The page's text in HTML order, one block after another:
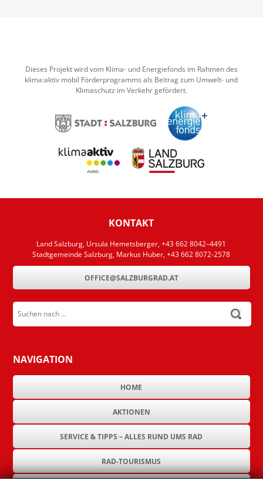
Dieses Projekt wird vom Klima- und Energiefonds im Rahmen des
klima:aktiv mobil Förderprogramms als Beitrag zum Umwelt- und
Klimaschutz im Verkehr gefördert.
KONTAKT
Land Salzburg, Ursula Hemetsberger, +43 662 8042–4491
Stadtgemeinde Salzburg, Markus Huber, +43 662 8072-2578
OFFICE@SALZBURGRAD.AT
Suchen nach ...
submit
NAVIGATION
HOME
AKTIONEN
SERVICE & TIPPS – ALLES RUND UMS RAD
RAD-TOURISMUS